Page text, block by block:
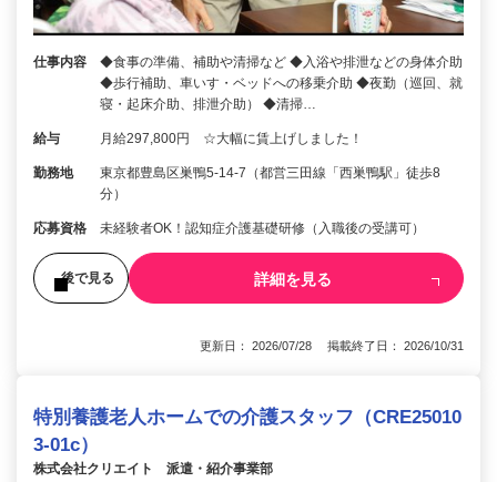
仕事内容
◆食事の準備、補助や清掃など ◆入浴や排泄などの身体介助
◆歩行補助、車いす・ベッドへの移乗介助 ◆夜勤（巡回、就
寝・起床介助、排泄介助） ◆清掃…
給与 月給297,800円 ☆大幅に賃上げしました！
勤務地
東京都豊島区巣鴨5-14-7（都営三田線「西巣鴨駅」徒歩8
分）
応募資格 未経験者OK！認知症介護基礎研修（入職後の受講可）
後で見る 詳細を見る
更新日： 2026/07/28 掲載終了日： 2026/10/31
特別養護老人ホームでの介護スタッフ（CRE25010
3-01c）
株式会社クリエイト 派遣・紹介事業部